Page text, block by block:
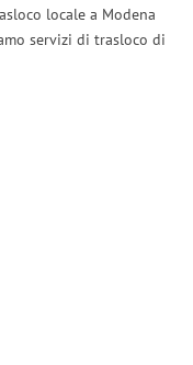
locale a Modena
servizi di trasloco di